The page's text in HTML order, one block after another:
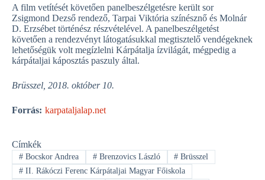
A film vetítését követően panelbeszélgetésre került sor
Zsigmond Dezső rendező, Tarpai Viktória színésznő és Molnár
D. Erzsébet történész részvételével. A panelbeszélgetést
követően a rendezvényt látogatásukkal megtisztelő vendégeknek
lehetőségük volt megízlelni Kárpátalja ízvilágát, mégpedig a
kárpátaljai káposztás paszuly által.
Brüsszel, 2018. október 10.
Forrás: karpataljalap.net
Címkék
#Bocskor Andrea #Brenzovics László # Brüsszel
#II. Rákóczi Ferenc Kárpátaljai Magyar Főiskola